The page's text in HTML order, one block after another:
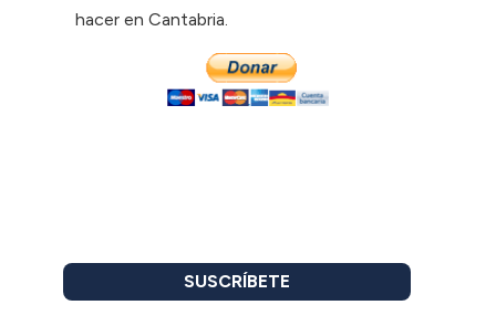
hacer en Cantabria.
SUSCRÍBETE